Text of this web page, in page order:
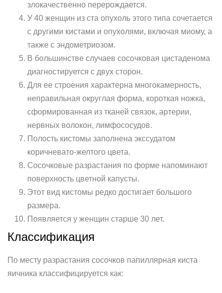
злокачественно перерождается.
У 40 женщин из ста опухоль этого типа сочетается
с другими кистами и опухолями, включая миому, а
также с эндометриозом.
В большинстве случаев сосочковая цистаденома
диагностируется с двух сторон.
Для ее строения характерна многокамерность,
неправильная округлая форма, короткая ножка,
сформированная из тканей связок, артерии,
нервных волокон, лимфососудов.
Полость кистомы заполнена экссудатом
коричневато-желтого цвета.
Сосочковые разрастания по форме напоминают
поверхность цветной капусты.
Этот вид кистомы редко достигает большого
размера.
Появляется у женщин старше 30 лет.
Классификация
По месту разрастания сосочков папиллярная киста
яичника классифицируется как: